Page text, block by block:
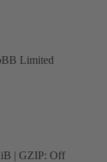
Limited
| GZIP: Off